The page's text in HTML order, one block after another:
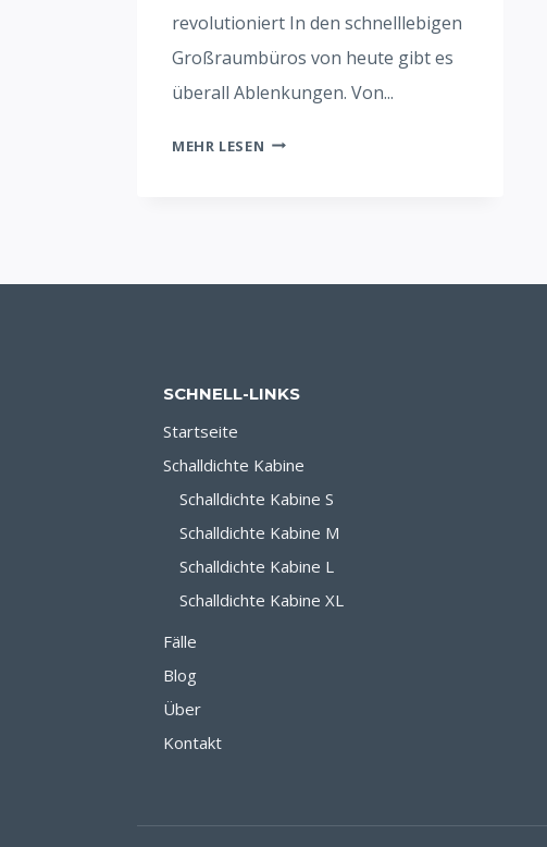
revolutioniert In den schnelllebigen
Großraumbüros von heute gibt es
überall Ablenkungen. Von...
MEHR LESEN SCHALLSCHUTZKABINE
SCHNELL-LINKS
Startseite
Schalldichte Kabine
Schalldichte Kabine S
Schalldichte Kabine M
Schalldichte Kabine L
Schalldichte Kabine XL
Fälle
Blog
Über
Kontakt